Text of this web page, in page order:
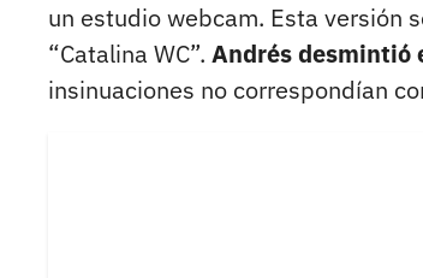
un estudio webcam. Esta versión
“Catalina WC”. Andrés desmintió
insinuaciones no correspondían